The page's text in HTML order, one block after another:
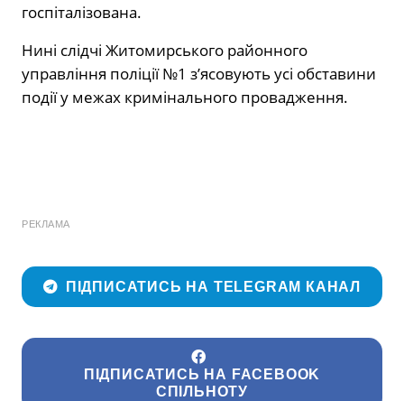
госпіталізована.
Нині слідчі Житомирського районного
управління поліції №1 з’ясовують усі обставини
події у межах кримінального провадження.
РЕКЛАМА
ПІДПИСАТИСЬ НА TELEGRAM КАНАЛ
ПІДПИСАТИСЬ НА FACEBOOK
СПІЛЬНОТУ